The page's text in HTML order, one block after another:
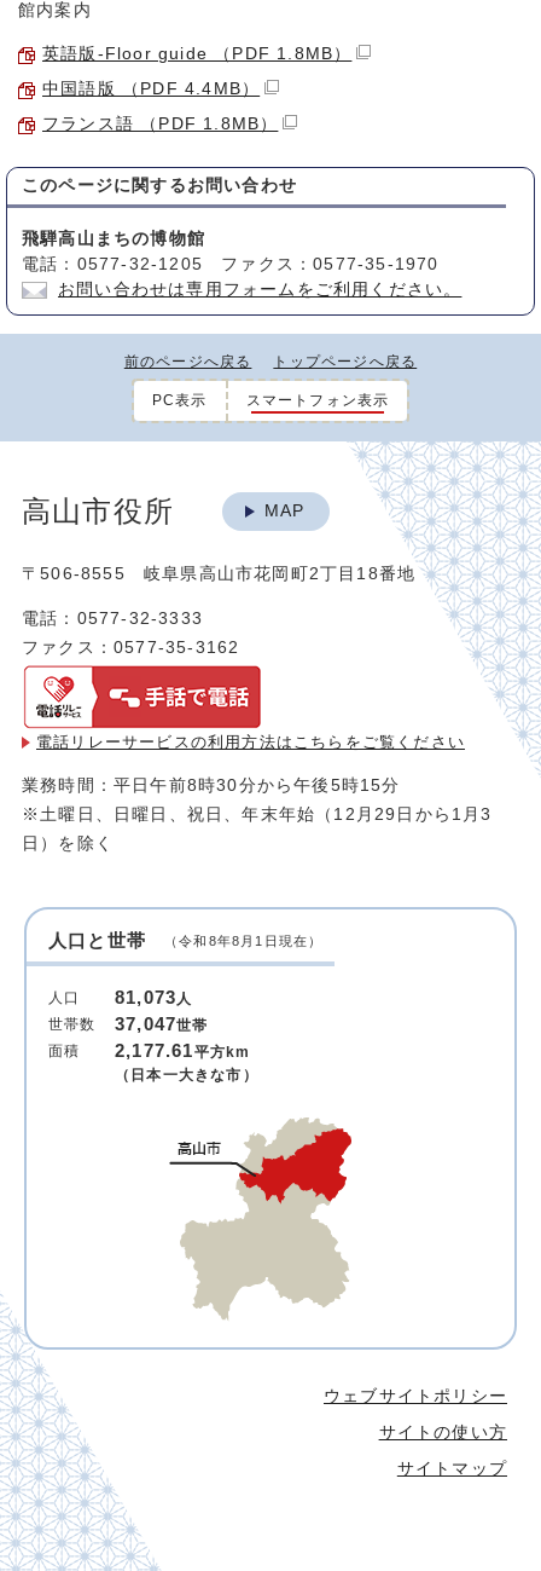
館内案内
英語版-Floor guide （PDF 1.8MB）
中国語版 （PDF 4.4MB）
フランス語 （PDF 1.8MB）
このページに関する お問い合わせ
飛騨高山まちの博物館
電話：0577-32-1205 ファクス：0577-35-1970
お問い合わせは専用フォームをご利用ください。
前のページへ戻る トップページへ戻る
PC表示 スマートフォン表示
高山市役所 MAP
〒506-8555 岐阜県高山市花岡町2丁目18番地
電話：0577-32-3333
ファクス：0577-35-3162
電話リレーサービスの利用方法は こちらをご覧ください
業務時間：平日午前8時30分から午後5時15分
※土曜日、日曜日、祝日、年末年始（12月29日から1月3
日）を除く
人口と世帯 （令和8年8月1日現在）
人口 81,073人
世帯数
37,047世帯
面積
2,177.61平方km
（日本一大きな市）
ウェブサイトポリシー
サイトの使い方
サイトマップ